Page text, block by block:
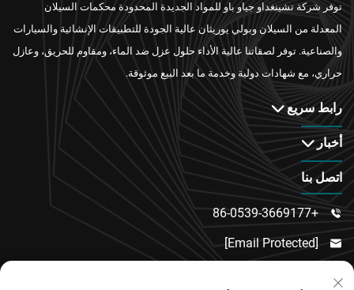
توفر شركة تشينغداو جياو باو للمواد الجديدة المحدودة محكمات السيلان
المعدلة من السيلان وبولي يوريثان عالية الجودة للتطبيقات الإنشائية والسيارات
والصناعية. توفر لصقاتنا عالية الأداء حلول عزل ضد الماء، ومقاوم للحريق، وعازل
حراري، مع شهادات دولية وخدمة ما بعد البيع موثوقة.
رابط سريع
أخبار
اتصل بنا

+86-0539-3669177

[email Protected]
